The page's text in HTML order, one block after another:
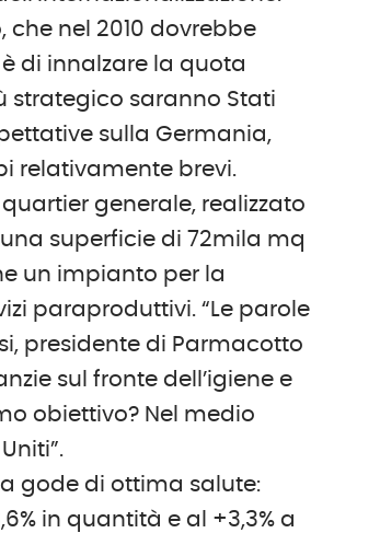
che nel 2010 dovrebbe
di innalzare la quota
strategico saranno Stati
sulla Germania,
relativamente brevi.
generale, realizzato
superficie di 72mila mq
un impianto per la
paraproduttivi. “Le parole
presidente di Parmacotto
sul fronte dell’igiene e
obiettivo? Nel medio
gode di ottima salute:
in quantità e al +3,3% a